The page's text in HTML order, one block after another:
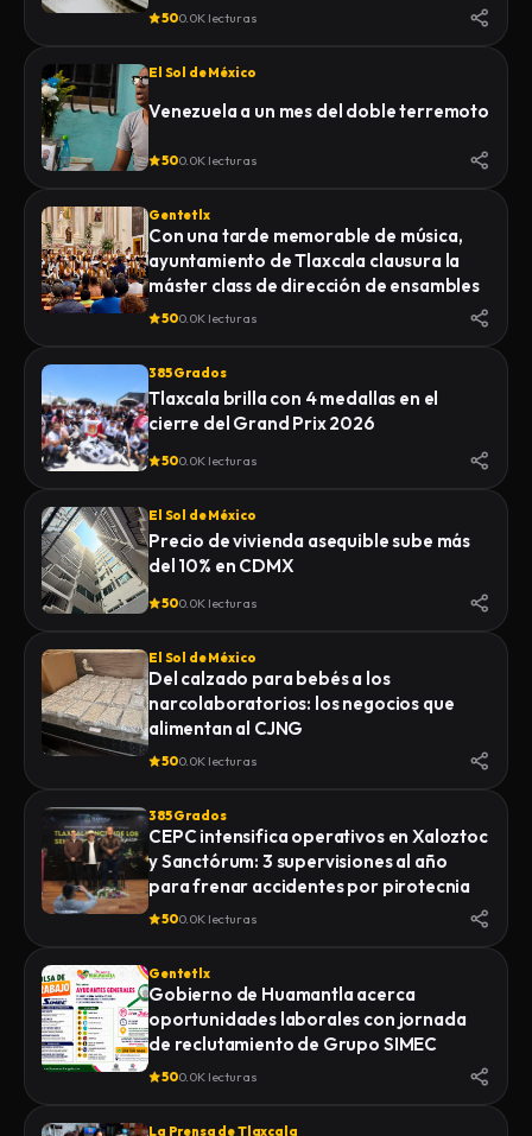
500.0K lecturas
El Sol de México
Venezuela a un mes del doble terremoto
500.0K lecturas
Gentetlx
Con una tarde memorable de música,
ayuntamiento de Tlaxcala clausura la
máster class de dirección de ensambles
500.0K lecturas
385 Grados
Tlaxcala brilla con 4 medallas en el
cierre del Grand Prix 2026
500.0K lecturas
El Sol de México
Precio de vivienda asequible sube más
del 10% en CDMX
500.0K lecturas
El Sol de México
Del calzado para bebés a los
narcolaboratorios: los negocios que
alimentan al CJNG
500.0K lecturas
385 Grados
CEPC intensifica operativos en Xaloztoc
y Sanctórum: 3 supervisiones al año
para frenar accidentes por pirotecnia
500.0K lecturas
Gentetlx
Gobierno de Huamantla acerca
oportunidades laborales con jornada
de reclutamiento de Grupo SIMEC
500.0K lecturas
La Prensa de Tlaxcala